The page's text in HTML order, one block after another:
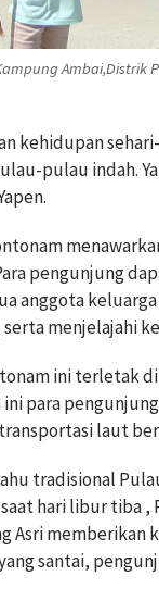
Ambai,Distrik
kehidupan
pulau indah.
pengunjung
anggota
menjelajahi
ini terletak
para
laut
tradisional
hari libur tiba
Asri memberikan
santai,